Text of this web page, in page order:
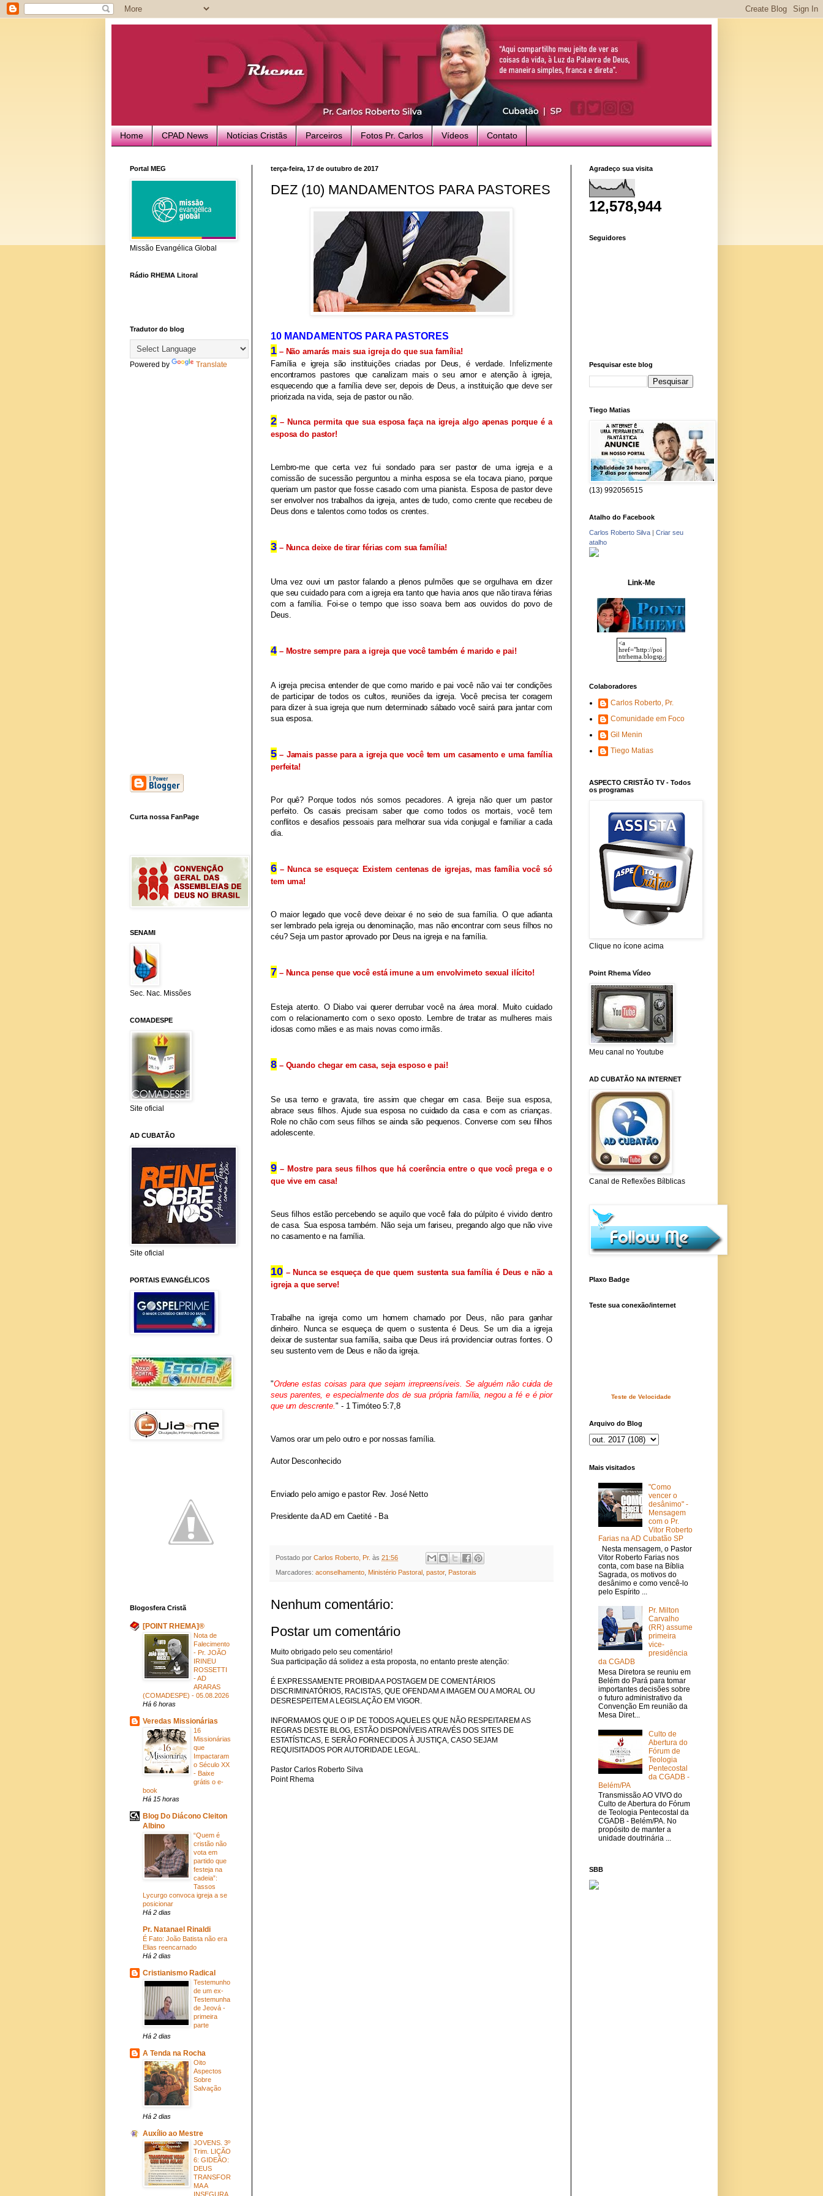
Home CPAD News Notícias Cristãs Parceiros Fotos Pr. Carlos Vídeos Contato
terça-feira, 17 de outubro de 2017
DEZ (10) MANDAMENTOS PARA PASTORES
10 MANDAMENTOS PARA PASTORES
1 – Não amarás mais sua igreja do que sua família!
Família e igreja são instituições criadas por Deus, é verdade. Infelizmente
encontramos pastores que canalizam mais o seu amor e atenção à igreja,
esquecendo que a família deve ser, depois de Deus, a instituição que deve ser
priorizada na vida, seja de pastor ou não.
2 – Nunca permita que sua esposa faça na igreja algo apenas porque é a
esposa do pastor!
Lembro-me que certa vez fui sondado para ser pastor de uma igreja e a
comissão de sucessão perguntou a minha esposa se ela tocava piano, porque
queriam um pastor que fosse casado com uma pianista. Esposa de pastor deve
ser envolver nos trabalhos da igreja, antes de tudo, como crente que recebeu de
Deus dons e talentos como todos os crentes.
3 – Nunca deixe de tirar férias com sua família!
Uma vez ouvi um pastor falando a plenos pulmões que se orgulhava em dizer
que seu cuidado para com a igreja era tanto que havia anos que não tirava férias
com a família. Foi-se o tempo que isso soava bem aos ouvidos do povo de
Deus.
4 – Mostre sempre para a igreja que você também é marido e pai!
A igreja precisa entender de que como marido e pai você não vai ter condições
de participar de todos os cultos, reuniões da igreja. Você precisa ter coragem
para dizer à sua igreja que num determinado sábado você sairá para jantar com
sua esposa.
5 – Jamais passe para a igreja que você tem um casamento e uma família
perfeita!
Por quê? Porque todos nós somos pecadores. A igreja não quer um pastor
perfeito. Os casais precisam saber que como todos os mortais, você tem
conflitos e desafios pessoais para melhorar sua vida conjugal e familiar a cada
dia.
6 – Nunca se esqueça: Existem centenas de igrejas, mas família você só
tem uma!
O maior legado que você deve deixar é no seio de sua família. O que adianta
ser lembrado pela igreja ou denominação, mas não encontrar com seus filhos no
céu? Seja um pastor aprovado por Deus na igreja e na família.
7 – Nunca pense que você está imune a um envolvimeto sexual ilícito!
Esteja atento. O Diabo vai querer derrubar você na área moral. Muito cuidado
com o relacionamento com o sexo oposto. Lembre de tratar as mulheres mais
idosas como mães e as mais novas como irmãs.
8 – Quando chegar em casa, seja esposo e pai!
Se usa terno e gravata, tire assim que chegar em casa. Beije sua esposa,
abrace seus filhos. Ajude sua esposa no cuidado da casa e com as crianças.
Role no chão com seus filhos se ainda são pequenos. Converse com seu filhos
adolescente.
9 – Mostre para seus filhos que há coerência entre o que você prega e o
que vive em casa!
Seus filhos estão percebendo se aquilo que você fala do púlpito é vivido dentro
de casa. Sua esposa também. Não seja um fariseu, pregando algo que não vive
no casamento e na família.
10 – Nunca se esqueça de que quem sustenta sua família é Deus e não a
igreja a que serve!
Trabalhe na igreja como um homem chamado por Deus, não para ganhar
dinheiro. Nunca se esqueça de quem o sustenta é Deus. Se um dia a igreja
deixar de sustentar sua família, saiba que Deus irá providenciar outras fontes. O
seu sustento vem de Deus e não da igreja.
"Ordene estas coisas para que sejam irrepreensíveis. Se alguém não cuida de
seus parentes, e especialmente dos de sua própria família, negou a fé e é pior
que um descrente." - 1 Timóteo 5:7,8
Vamos orar um pelo outro e por nossas família.
Autor Desconhecido
Enviado pelo amigo e pastor Rev. José Netto
Presidente da AD em Caetité - Ba
Postado por Carlos Roberto, Pr. às 21:56
Marcadores: aconselhamento Ministério Pastoral pastor, Pastorais
Nenhum comentário:
Postar um comentário
Muito obrigado pelo seu comentário!
Sua participação dá solidez a esta proposta, no entanto preste atenção:
É EXPRESSAMENTE PROIBIDA A POSTAGEM DE COMENTÁRIOS
DISCRIMINATÓRIOS, RACISTAS, QUE OFENDAM A IMAGEM OU A MORAL OU
DESRESPEITEM A LEGISLAÇÃO EM VIGOR.
INFORMAMOS QUE O IP DE TODOS AQUELES QUE NÃO RESPEITAREM AS
REGRAS DESTE BLOG, ESTÃO DISPONÍVEIS ATRAVÉS DOS SITES DE
ESTATÍSTICAS, E SERÃO FORNECIDOS À JUSTIÇA, CASO SEJAM
REQUISITADOS POR AUTORIDADE LEGAL.
Pastor Carlos Roberto Silva
Point Rhema
Portal MEG
Missão Evangélica Global
Rádio RHEMA Litoral
Tradutor do blog
Powered by Translate
Curta nossa FanPage
SENAMI
Sec. Nac. Missões
COMADESPE
Site oficial
AD CUBATÃO
Site oficial
PORTAIS EVANGÉLICOS
Blogosfera Cristã
[POINT RHEMA]®
Nota de
Falecimento
- Pr. JOÃO
IRINEU
ROSSETTI
- AD
ARARAS
(COMADESPE) - 05.08.2026
Há 6 horas
Veredas Missionárias
16
Missionárias
que
Impactaram
o Século XX
- Baixe
grátis o e-
book
Há 15 horas
Blog Do Diácono Cleiton
Albino
“Quem é
cristão não
vota em
partido que
festeja na
cadeia”:
Tassos
Lycurgo convoca igreja a se
posicionar
Há 2 dias
Pr. Natanael Rinaldi
É Fato: João Batista não era
Elias reencarnado
Há 2 dias
Cristianismo Radical
Testemunho
de um ex-
Testemunha
de Jeová -
primeira
parte
Há 2 dias
A Tenda na Rocha
Oito
Aspectos
Sobre
Salvação
Há 2 dias
Auxílio ao Mestre
JOVENS. 3º
Trim. LIÇÃO
6: GIDEÃO:
DEUS
TRANSFOR
MA A
INSEGURA
Agradeço sua visita
12,578,944
Seguidores
Pesquisar este blog
Tiego Matias
(13) 992056515
Atalho do Facebook
Carlos Roberto Silva | Criar seu
atalho
Link-Me
Colaboradores
Carlos Roberto, Pr.
Comunidade em Foco
Gil Menin
Tiego Matias
ASPECTO CRISTÃO TV - Todos
os programas
Clique no ícone acima
Point Rhema Vídeo
Meu canal no Youtube
AD CUBATÃO NA INTERNET
Canal de Reflexões Bílblicas
Plaxo Badge
Teste sua conexão/internet
Teste de Velocidade
Arquivo do Blog
Mais visitados
"Como
vencer o
desânimo" -
Mensagem
com o Pr.
Vitor Roberto
Farias na AD Cubatão SP
Nesta mensagem, o Pastor
Vitor Roberto Farias nos
conta, com base na Bíblia
Sagrada, os motivos do
desânimo e como vencê-lo
pelo Espírito ...
Pr. Milton
Carvalho
(RR) assume
primeira
vice-
presidência
da CGADB
Mesa Diretora se reuniu em
Belém do Pará para tomar
importantes decisões sobre
o futuro administrativo da
Convenção Em reunião da
Mesa Diret...
Culto de
Abertura do
Fórum de
Teologia
Pentecostal
da CGADB -
Belém/PA
Transmissão AO VIVO do
Culto de Abertura do Fórum
de Teologia Pentecostal da
CGADB - Belém/PA. No
propósito de manter a
unidade doutrinária ...
SBB